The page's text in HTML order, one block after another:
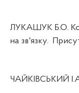
ЛУКАШУК Б.О.
на зв'язку.
ЧАЙКІВСЬКИЙ